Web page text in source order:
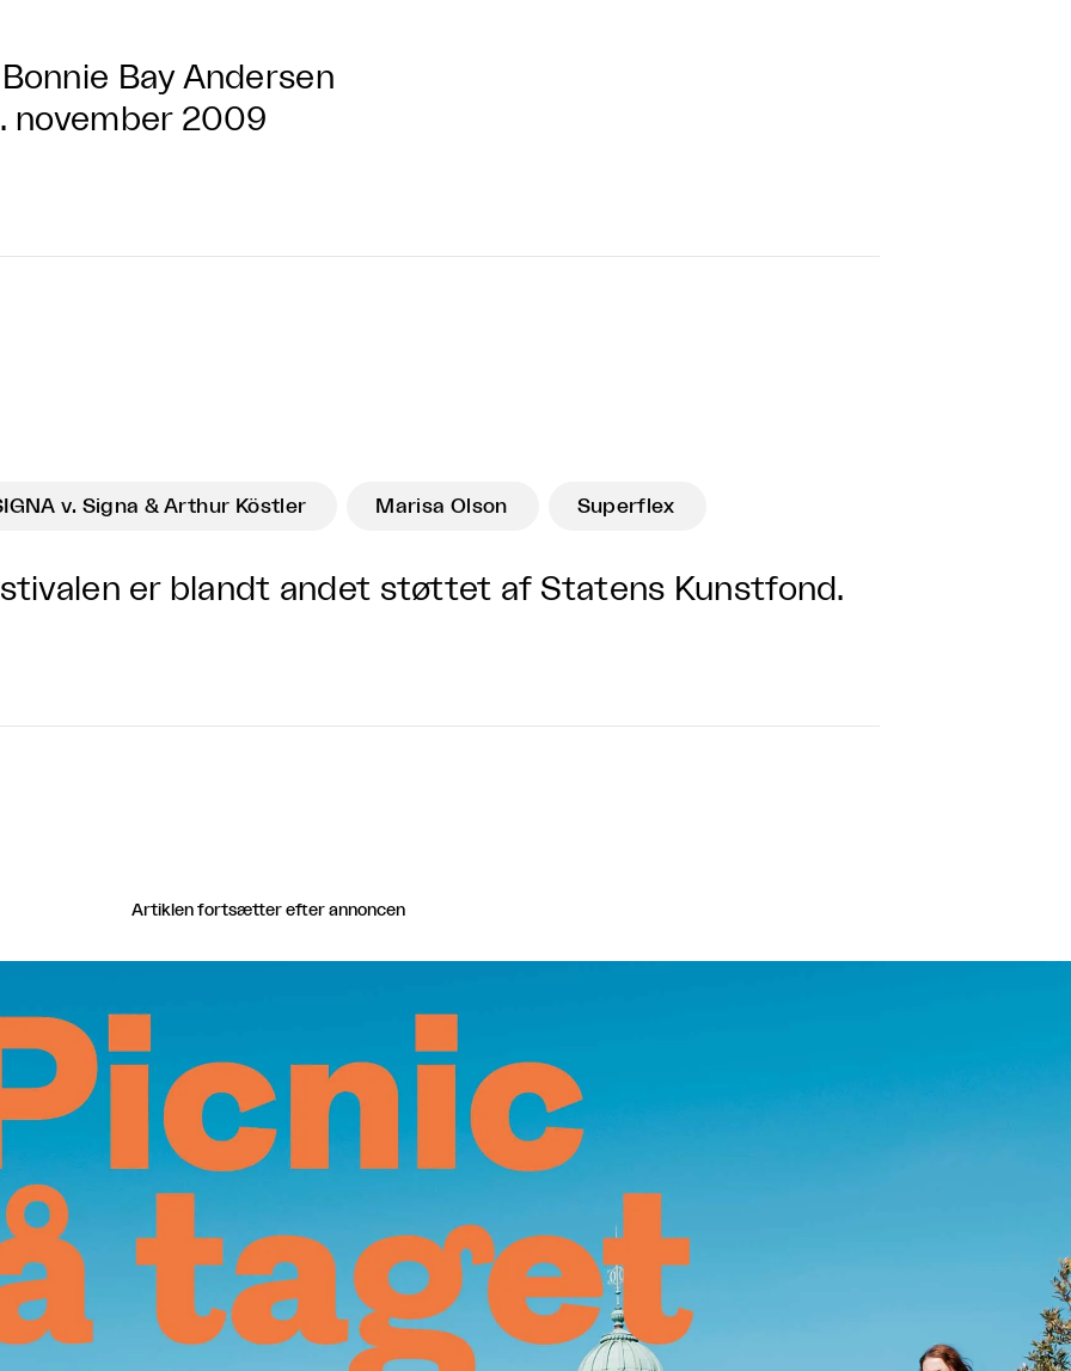
Bonnie Bay Andersen
november 2009
v. Signa & Arthur Köstler Marisa Olson Superflex
er blandt andet støttet af Statens Kunstfond.
Artiklen fortsætter efter annoncen